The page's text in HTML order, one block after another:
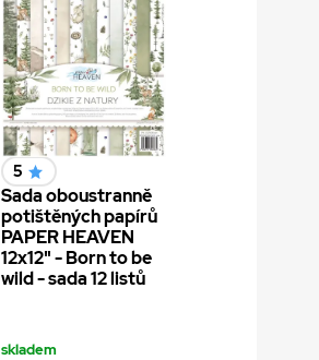
5
Sada oboustranně
potištěných papírů
PAPER HEAVEN
12x12" - Born to be
wild - sada 12 listů
skladem